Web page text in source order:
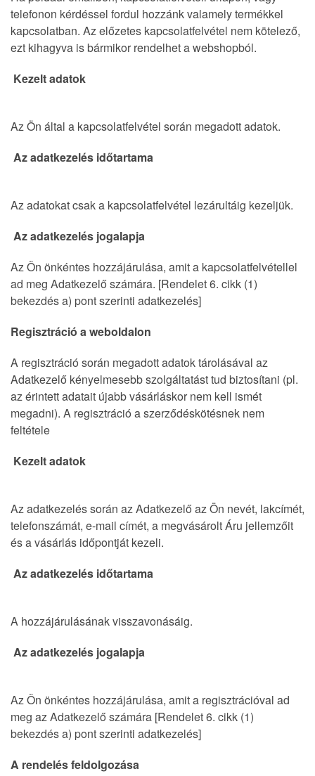
telefonon kérdéssel fordul hozzánk valamely termékkel
kapcsolatban. Az előzetes kapcsolatfelvétel nem kötelező,
ezt kihagyva is bármikor rendelhet a webshopból.
Kezelt adatok
Az Ön által a kapcsolatfelvétel során megadott adatok.
Az adatkezelés időtartama
Az adatokat csak a kapcsolatfelvétel lezárultáig kezeljük.
Az adatkezelés jogalapja
Az Ön önkéntes hozzájárulása, amit a kapcsolatfelvétellel
ad meg Adatkezelő számára. [Rendelet 6. cikk (1)
bekezdés a) pont szerinti adatkezelés]
Regisztráció a weboldalon
A regisztráció során megadott adatok tárolásával az
Adatkezelő kényelmesebb szolgáltatást tud biztosítani (pl.
az érintett adatait újabb vásárláskor nem kell ismét
megadni). A regisztráció a szerződéskötésnek nem
feltétele
Kezelt adatok
Az adatkezelés során az Adatkezelő az Ön nevét, lakcímét,
telefonszámát, e-mail címét, a megvásárolt Áru jellemzőit
és a vásárlás időpontját kezeli.
Az adatkezelés időtartama
A hozzájárulásának visszavonásáig.
Az adatkezelés jogalapja
Az Ön önkéntes hozzájárulása, amit a regisztrációval ad
meg az Adatkezelő számára [Rendelet 6. cikk (1)
bekezdés a) pont szerinti adatkezelés]
A rendelés feldolgozása